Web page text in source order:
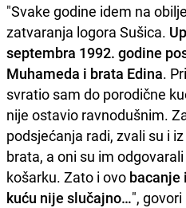
"Svake godine idem na
zatvaranja logora Sušica.
septembra 1992. godine
Muhameda i brata Edina.
svratio sam do porodične
nije ostavio ravnodušnim.
podsjećanja radi, zvali su i
brata, a oni su im
košarku. Zato i ovo bacanje
kuću nije slučajno…",